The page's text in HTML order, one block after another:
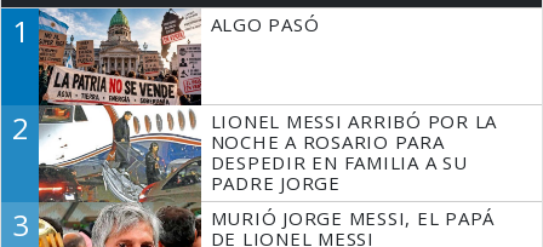
1 ALGO PASÓ
2
LIONEL MESSI ARRIBÓ POR LA
NOCHE A ROSARIO PARA
DESPEDIR EN FAMILIA A SU
PADRE JORGE
3
MURIÓ JORGE MESSI, EL PAPÁ
DE LIONEL MESSI